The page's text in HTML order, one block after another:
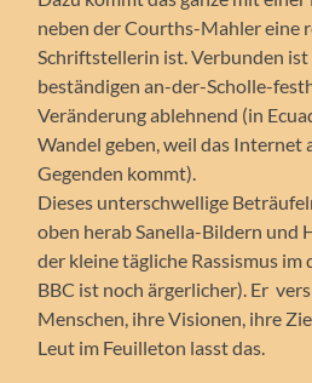
neben der Courths-Mahler eine
Schriftstellerin ist. Verbunden ist
beständigen an-der-Scholle-
Veränderung ablehnend (in
Wandel geben, weil das Internet
Gegenden kommt).
Dieses unterschwellige
oben herab Sanella-Bildern und
der kleine tägliche Rassismus im
BBC ist noch ärgerlicher). Er
Menschen, ihre Visionen, ihre
Leut im Feuilleton lasst das.